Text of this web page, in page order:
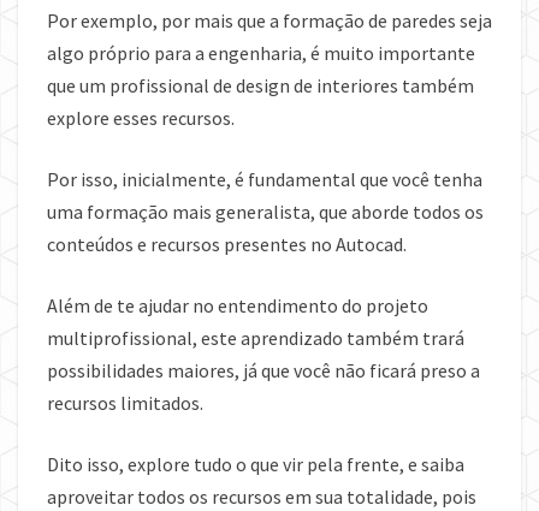
Por exemplo, por mais que a formação de paredes seja
algo próprio para a engenharia, é muito importante
que um profissional de design de interiores também
explore esses recursos.
Por isso, inicialmente, é fundamental que você tenha
uma formação mais generalista, que aborde todos os
conteúdos e recursos presentes no Autocad.
Além de te ajudar no entendimento do projeto
multiprofissional, este aprendizado também trará
possibilidades maiores, já que você não ficará preso a
recursos limitados.
Dito isso, explore tudo o que vir pela frente, e saiba
aproveitar todos os recursos em sua totalidade, pois